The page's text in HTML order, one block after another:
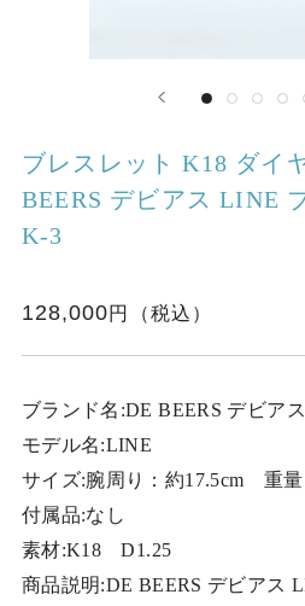
ブレスレット K18 ダイ
BEERS デビアス LINE
K-3
128,000
ブランド名:DE BEERS デビアス
モデル名:LINE
サイズ:腕周り：約17.5cm 重量
付属品:なし
素材:K18 D1.25
商品説明:DE BEERS デビアス